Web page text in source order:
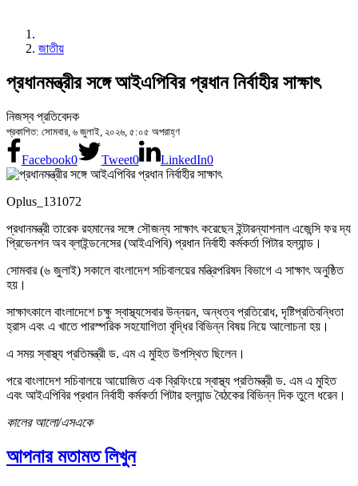
জাতীয়
প্রধানমন্ত্রীর সঙ্গে আইএপিবির প্রধান নির্বাহীর সাক্ষাৎ
নিজস্ব প্রতিবেদক
প্রকাশিত: সোমবার, ৬ জুলাই, ২০২৬, ৫:০৫ অপরাহ্ণ
Facebook0 Tweet0 LinkedIn0
Oplus_131072
প্রধানমন্ত্রী তারেক রহমানের সঙ্গে সৌজন্য সাক্ষাৎ করেছেন ইন্টারন্যাশনাল এজেন্সি ফর দ্য
প্রিভেনশন অব ব্লাইন্ডনেসের (আইএপিবি) প্রধান নির্বাহী কর্মকর্তা পিটার হল্যান্ড।
সোমবার (৬ জুলাই) সকালে বাংলাদেশ সচিবালয়ের মন্ত্রিপরিষদ বিভাগে এ সাক্ষাৎ অনুষ্ঠিত
হয়।
সাক্ষাৎকালে বাংলাদেশে চক্ষু স্বাস্থ্যসেবার উন্নয়ন, অন্ধত্ব প্রতিরোধ, দৃষ্টিপ্রতিবন্ধিতা
হ্রাস এবং এ খাতে পারস্পরিক সহযোগিতা বৃদ্ধির বিভিন্ন বিষয় নিয়ে আলোচনা হয়।
এ সময় স্বাস্থ্য প্রতিমন্ত্রী ড. এম এ মুহিত উপস্থিত ছিলেন।
পরে বাংলাদেশ সচিবালয়ে আয়োজিত এক ব্রিফিংয়ে স্বাস্থ্য প্রতিমন্ত্রী ড. এম এ মুহিত
এবং আইএপিবির প্রধান নির্বাহী কর্মকর্তা পিটার হল্যান্ড বৈঠকের বিভিন্ন দিক তুলে ধরেন।
কালের আলো/এসএকে
আপনার মতামত লিখুন